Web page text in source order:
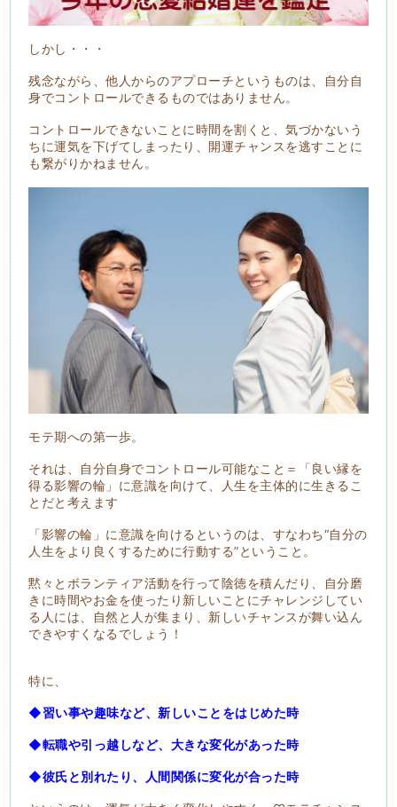
しかし・・・
残念ながら、他人からのアプローチというものは、自分自
身でコントロールできるものではありません。
コントロールできないことに時間を割くと、気づかないう
ちに運気を下げてしまったり、開運チャンスを逃すことに
も繋がりかねません。
モテ期への第一歩。
それは、自分自身でコントロール可能なこと＝「良い縁を
得る影響の輪」に意識を向けて、人生を主体的に生きるこ
とだと考えます
「影響の輪」に意識を向けるというのは、すなわち“自分の
人生をより良くするために行動する”ということ。
黙々とボランティア活動を行って陰徳を積んだり、自分磨
きに時間やお金を使ったり新しいことにチャレンジしてい
る人には、自然と人が集まり、新しいチャンスが舞い込ん
できやすくなるでしょう！
特に、
◆習い事や趣味など、新しいことをはじめた時
◆転職や引っ越しなど、大きな変化があった時
◆彼氏と別れたり、人間関係に変化が合った時